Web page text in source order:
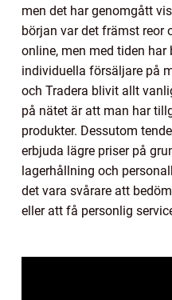
men det har genomgått
början var det främst reor
online, men med tiden har
individuella försäljare på
och Tradera blivit allt
på nätet är att man har
produkter. Dessutom
erbjuda lägre priser på
lagerhållning och
det vara svårare att
eller att få personlig